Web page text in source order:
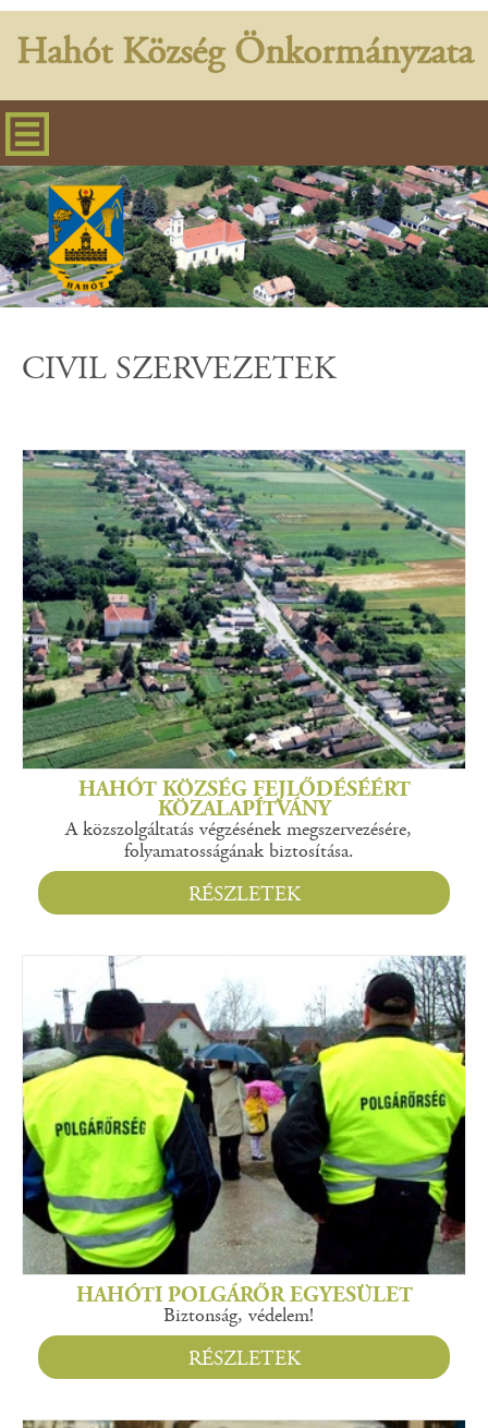
Hahót Község Önkormányzata
CIVIL SZERVEZETEK
HAHÓT KÖZSÉG FEJLŐDÉSÉÉRT
KÖZALAPÍTVÁNY
A közszolgáltatás végzésének megszervezésére,
folyamatosságának biztosítása.
RÉSZLETEK
HAHÓTI POLGÁRŐR EGYESÜLET
Biztonság, védelem!
RÉSZLETEK